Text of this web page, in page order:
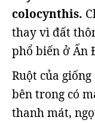
colocynthis.
thay vì đất
phổ biến ở Ấn
Ruột của
bên trong có
thanh mát,